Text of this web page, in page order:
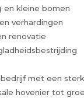
en kleine bomen
verhardingen
renovatie
met een
hovenier tot